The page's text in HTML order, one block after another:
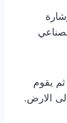
ثم يقوم
الارض.